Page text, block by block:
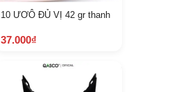
10 ƯƠÔ ĐỦ VỊ 42 gr thanh
37.000₫